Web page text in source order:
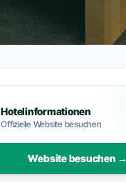
Hotelinformationen
Offizielle Website besuchen
Website besuchen →